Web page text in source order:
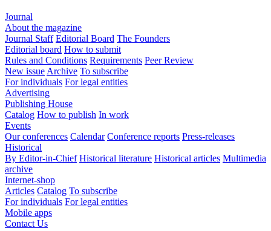
Journal
About the magazine
Journal Staff Editorial Board The Founders
Editorial board How to submit
Rules and Conditions Requirements Peer Review
New issue Archive To subscribe
For individuals For legal entities
Advertising
Publishing House
Catalog How to publish In work
Events
Our conferences Calendar Conference reports Press-releases
Historical
By Editor-in-Chief Historical literature Historical articles Multimedia
archive
Internet-shop
Articles Catalog To subscribe
For individuals For legal entities
Mobile apps
Contact Us